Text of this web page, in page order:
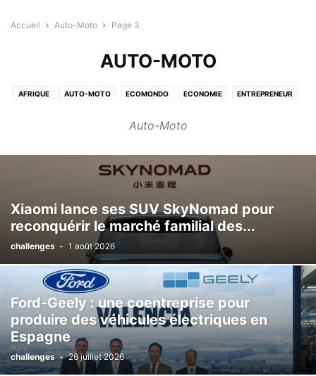
Accueil Auto-Moto Page 3
AUTO-MOTO
AFRIQUE AUTO-MOTO ECOMONDO ECONOMIE ENTREPRENEUR
MOYEN-ORIENT VIDÉOS SPONSORISÉES
Auto-Moto
Xiaomi lance ses SUV SkyNomad pour
reconquérir le marché familial des...
challenges - 1 août 2026
Ford-Geely : une coentreprise pour
produire des véhicules électriques en
Espagne
challenges - 26 juillet 2026